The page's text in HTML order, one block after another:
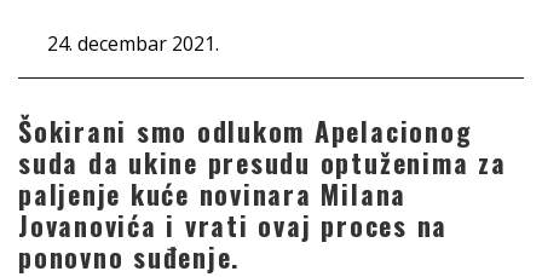
24. decembar 2021.
Šokirani smo odlukom Apelacionog
suda da ukine presudu optuženima za
paljenje kuće novinara Milana
Jovanovića i vrati ovaj proces na
ponovno suđenje.